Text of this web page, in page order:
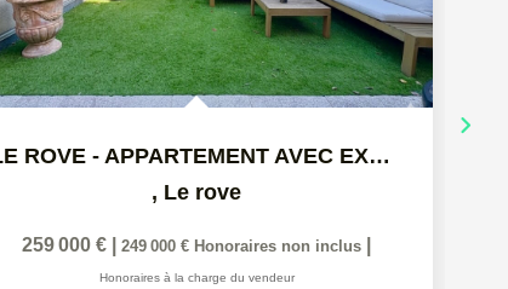
LE ROVE - APPARTEMENT AVEC EXTÉRIEUR ET PLACES DE...
, Le rove
259 000 € 249 000 € Honoraires non inclus
Honoraires à la charge du vendeur